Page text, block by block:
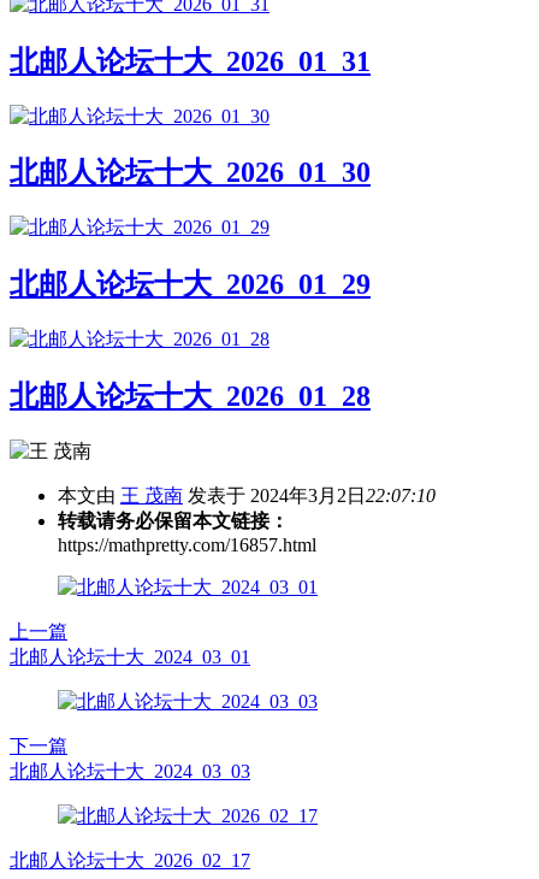
北邮人论坛十大_2026_01_31
北邮人论坛十大_2026_01_30
北邮人论坛十大_2026_01_29
北邮人论坛十大_2026_01_28
本文由 王 茂南 发表于 2024年3月2日 22:07:10
转载请务必保留本文链接：
https://mathpretty.com/16857.html
上一篇
北邮人论坛十大_2024_03_01
下一篇
北邮人论坛十大_2024_03_03
北邮人论坛十大_2026_02_17